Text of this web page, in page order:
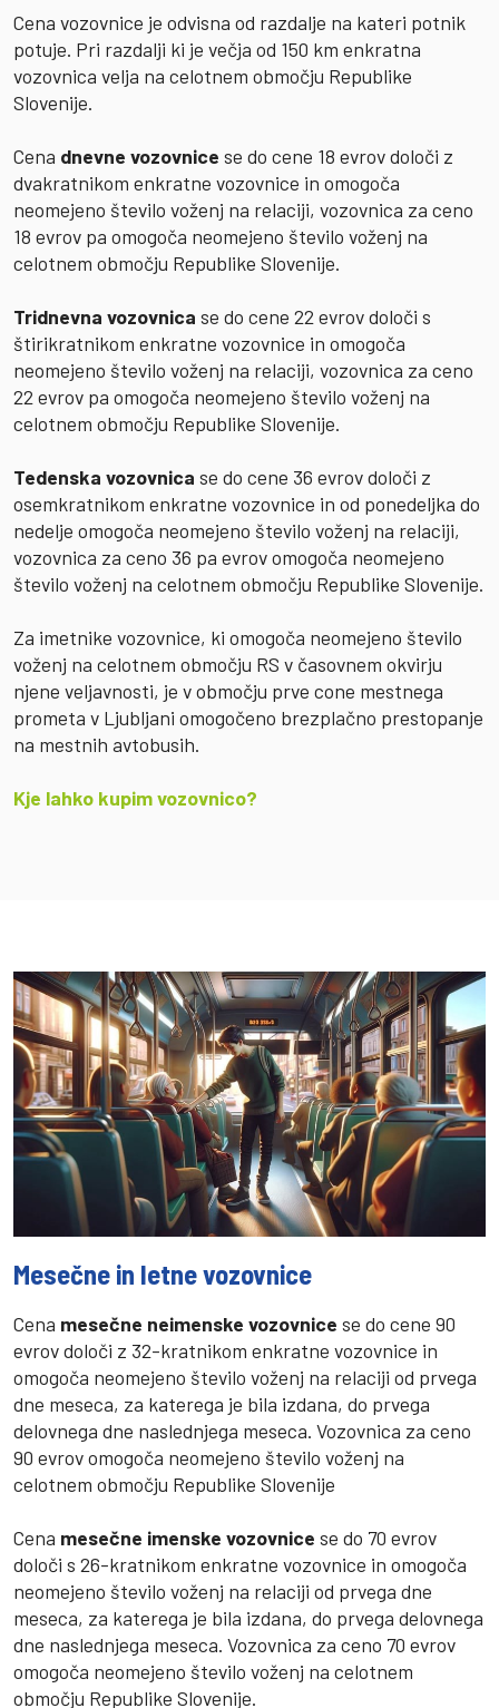
Cena vozovnice je odvisna od razdalje na kateri potnik
potuje. Pri razdalji ki je večja od 150 km enkratna
vozovnica velja na celotnem območju Republike
Slovenije.
Cena dnevne vozovnice se do cene 18 evrov določi z
dvakratnikom enkratne vozovnice in omogoča
neomejeno število voženj na relaciji, vozovnica za ceno
18 evrov pa omogoča neomejeno število voženj na
celotnem območju Republike Slovenije.
Tridnevna vozovnica se do cene 22 evrov določi s
štirikratnikom enkratne vozovnice in omogoča
neomejeno število voženj na relaciji, vozovnica za ceno
22 evrov pa omogoča neomejeno število voženj na
celotnem območju Republike Slovenije.
Tedenska vozovnica se do cene 36 evrov določi z
osemkratnikom enkratne vozovnice in od ponedeljka do
nedelje omogoča neomejeno število voženj na relaciji,
vozovnica za ceno 36 pa evrov omogoča neomejeno
število voženj na celotnem območju Republike Slovenije.
Za imetnike vozovnice, ki omogoča neomejeno število
voženj na celotnem območju RS v časovnem okvirju
njene veljavnosti, je v območju prve cone mestnega
prometa v Ljubljani omogočeno brezplačno prestopanje
na mestnih avtobusih.
Kje lahko kupim vozovnico?
Mesečne in letne vozovnice
Cena mesečne neimenske vozovnice se do cene 90
evrov določi z 32-kratnikom enkratne vozovnice in
omogoča neomejeno število voženj na relaciji od prvega
dne meseca, za katerega je bila izdana, do prvega
delovnega dne naslednjega meseca. Vozovnica za ceno
90 evrov omogoča neomejeno število voženj na
celotnem območju Republike Slovenije
Cena mesečne imenske vozovnice se do 70 evrov
določi s 26-kratnikom enkratne vozovnice in omogoča
neomejeno število voženj na relaciji od prvega dne
meseca, za katerega je bila izdana, do prvega delovnega
dne naslednjega meseca. Vozovnica za ceno 70 evrov
omogoča neomejeno število voženj na celotnem
območju Republike Slovenije.